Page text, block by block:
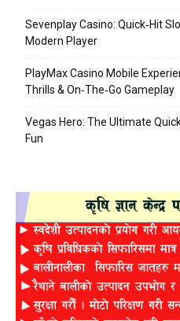
Sevenplay Casino: Quick‑Hit
Modern Player
PlayMax Casino Mobile
Thrills & On‑The‑Go Gameplay
Vegas Hero: The Ultimate
Fun